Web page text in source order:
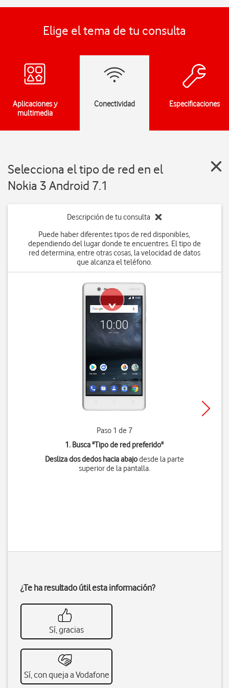
Elige el tema de tu consulta
Aplicaciones y
multimedia
Conectividad Especificaciones
Selecciona el tipo de red en el
Nokia 3 Android 7.1
Descripción de tu consulta
Puede haber diferentes tipos de red disponibles,
dependiendo del lugar donde te encuentres. El tipo de
red determina, entre otras cosas, la velocidad de datos
que alcanza el teléfono.
Paso 1 de 7
1. Busca "Tipo de red preferido"
Desliza dos dedos hacia abajodesde la parte
superior de la pantalla.
¿Te ha resultado útil esta información?
Sí, gracias
Sí, con queja a Vodafone